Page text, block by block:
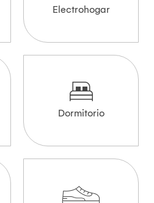
Electrohogar
Dormitorio